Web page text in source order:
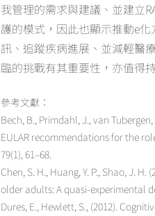
我管理的需求與建議、並建立
護的模式，因此也顯示推動e
訊、追蹤疾病進展、並減輕醫
臨的挑戰有其重要性，亦值得
參考文獻：
Bech, B., Primdahl, J., van
EULAR recommendations for the
79(1), 61–68.
Chen, S. H., Huang, Y. P., Shao, J.
older adults: A quasi-experimental
Dures, E., Hewlett, S., (2012).